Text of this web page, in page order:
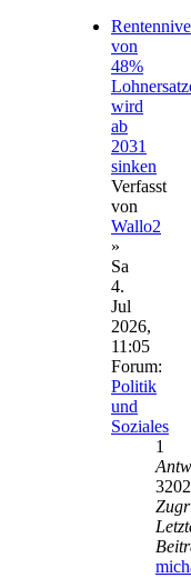
von
48%
wird
ab
2031
sinken
Verfasst
von
Wallo2
»
Sa
4.
Jul
2026,
11:05
Forum:
Politik
und
Soziales
1
3202